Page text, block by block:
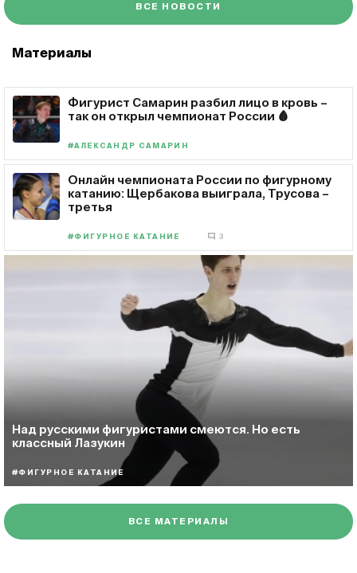
ВСЕ НОВОСТИ
Материалы
Фигурист Самарин разбил лицо в кровь –
так он открыл чемпионат России 🩸
#АЛЕКСАНДР САМАРИН
Онлайн чемпионата России по фигурному
катанию: Щербакова выиграла, Трусова –
третья
#ФИГУРНОЕ КАТАНИЕ 3
Над русскими фигуристами смеются. Но есть
классный Лазукин
#ФИГУРНОЕ КАТАНИЕ
ВСЕ МАТЕРИАЛЫ